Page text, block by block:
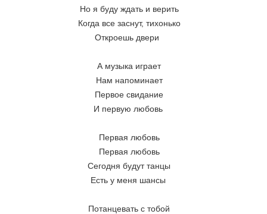
Но я буду ждать и верить
Когда все заснут, тихонько
Откроешь двери
А музыка играет
Нам напоминает
Первое свидание
И первую любовь
Первая любовь
Первая любовь
Сегодня будут танцы
Есть у меня шансы
Потанцевать с тобой